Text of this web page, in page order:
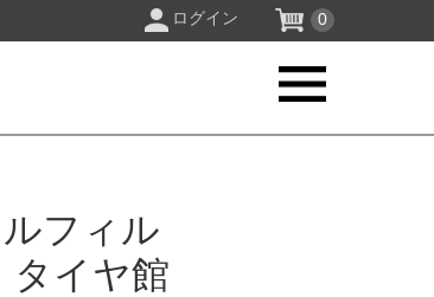
ログイン 0
フィル
タイヤ館